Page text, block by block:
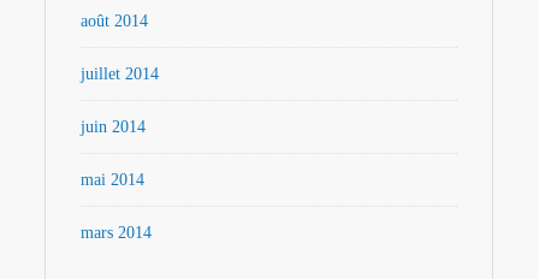
août 2014
juillet 2014
juin 2014
mai 2014
mars 2014